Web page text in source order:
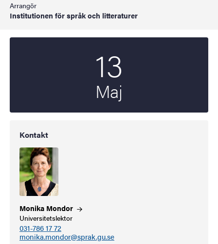
Arrangör
Institutionen för språk och litteraturer
13
Maj
Kontakt
Monika Mondor
Universitetslektor
031-786 17 72
monika.mondor@sprak.gu.se